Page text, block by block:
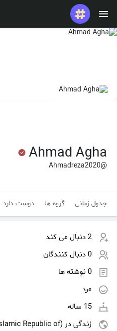
Ahmad Agha
@Ahmadreza2020
جدول زمانی گروه ها دوست دارد
2 دنبال می کند
0 دنبال کنندگان
0 نوشته ها
مرد
15 ساله
زندگی در Iran (Islamic Republic of)